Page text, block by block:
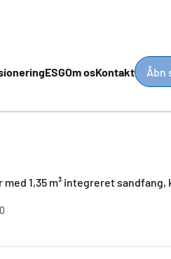
ESGOm osKontakt Åbn
1,35 m³ integreret sandfang,